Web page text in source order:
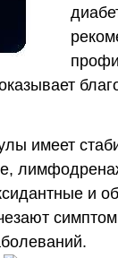
имеет
и